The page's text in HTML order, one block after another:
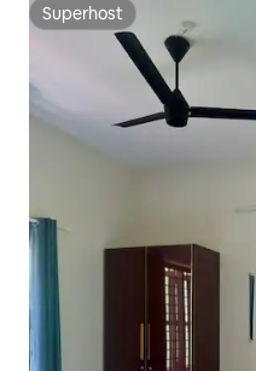
Superhost
Superhost